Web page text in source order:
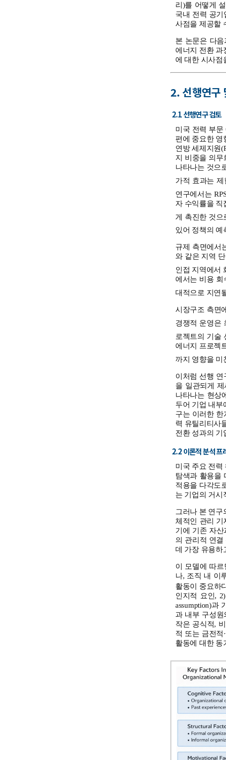
리)를 어떻게
국내 전력 공기
사점을 제공할
본 논문은 다
에너지 전환 과
에 대한 시사점
2. 선행연구
2.1 선행연구 검토
미국 전력 부문
편에 중요한 영
연방 세제지원
지 비중을 의무
나타나는 것으
가적 효과는
연구에서는
자 수익률을 직
게 촉진한 것으
있어 정책의 예
규제 측면에서
와 같은 지역
인접 지역에서
에서는 비용 회
대적으로 지연
시장구조 측면
경쟁적 운영은
로젝트의 기술
에너지 프로젝
까지 영향을 미
이처럼 선행 연
을 일관되게
나타나는 현상
두어 기업 내부
구는 이러한 한
력 유틸리티사
전환 성과의 기
2.2 이론적 분석 프
미국 주요 전력
탐색과 활용을
적용을 다각도
는 기업의 거시
그러나 본 연
체적인 관리
기에 기존 자산
의 관리적 연
데 가장 유용하
이 모델에 따
나, 조직 내 이
활동이 중요하
인지적 요인,
assumption)과
과 내부 구성원
작은 공식적,
적 또는 금전적
활동에 대한 동